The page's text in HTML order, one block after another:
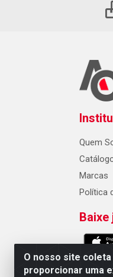
O nosso site
proporcionar uma
Quem
Marcas
Política
Baixe